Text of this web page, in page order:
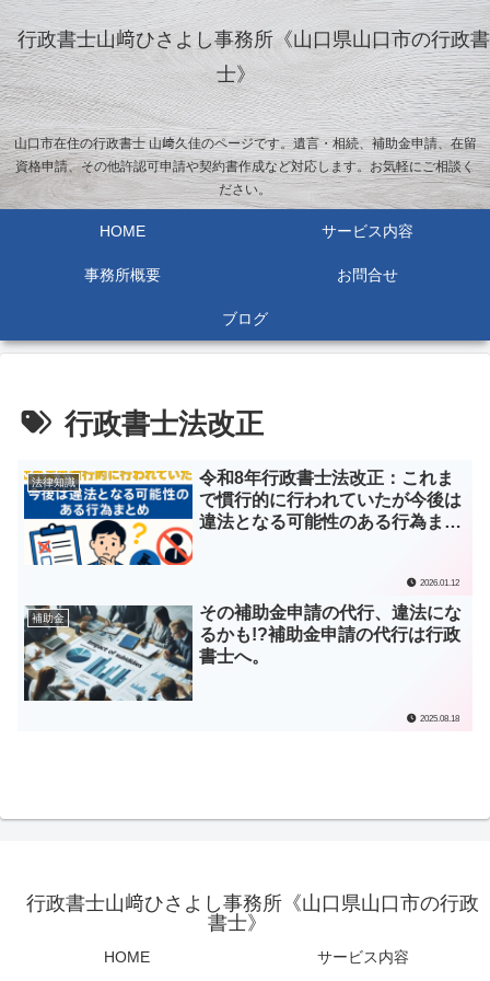
行政書士山﨑ひさよし事務所《山口県山口市の行政書
士》
山口市在住の行政書士 山﨑久佳のページです。遺言・相続、補助金申請、在留
資格申請、その他許認可申請や契約書作成など対応します。お気軽にご相談く
ださい。
HOME サービス内容
事務所概要 お問合せ
ブログ
行政書士法改正
法律知識
令和8年行政書士法改正：これま
で慣行的に行われていたが今後は
違法となる可能性のある行為まと
2026.01.12
補助金
その補助金申請の代行、違法にな
るかも!?補助金申請の代行は行政
書士へ。
2025.08.18
行政書士山﨑ひさよし事務所《山口県山口市の行政
書士》
HOME
サービス内容